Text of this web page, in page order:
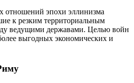
отношений эпохи эллинизма
к резким территориальным
ведущими державами. Целью войн
выгодных экономических и